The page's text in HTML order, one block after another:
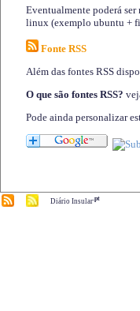
Eventualmente poderá
linux (exemplo ubuntu +
Fonte RSS
Além das fontes RSS
O que são fontes RSS?
Pode ainda personalizar
Diário Insular.pt